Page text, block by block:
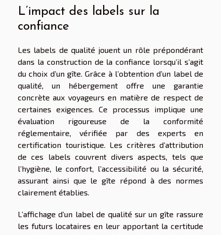
L’impact des labels sur la
confiance
Les labels de qualité jouent un rôle prépondérant
dans la construction de la confiance lorsqu’il s’agit
du choix d’un gîte. Grâce à l’obtention d’un label de
qualité, un hébergement offre une garantie
concrète aux voyageurs en matière de respect de
certaines exigences. Ce processus implique une
évaluation rigoureuse de la conformité
réglementaire, vérifiée par des experts en
certification touristique. Les critères d’attribution
de ces labels couvrent divers aspects, tels que
l’hygiène, le confort, l’accessibilité ou la sécurité,
assurant ainsi que le gîte répond à des normes
clairement établies.
L’affichage d’un label de qualité sur un gîte rassure
les futurs locataires en leur apportant la certitude